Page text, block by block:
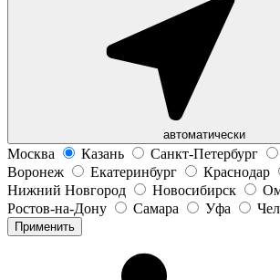
автоматически
Москва Казань Санкт-Петербург
Воронеж
Екатеринбург Краснодар
Нижний Новгород
Новосибирск
Ростов-на-Дону
Самара Уфа
Применить